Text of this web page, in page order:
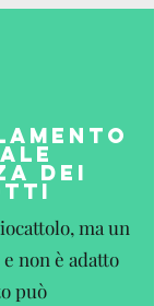
DEI
ma un
non è adatto
può